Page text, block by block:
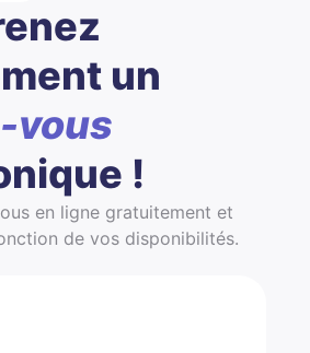
un
vous
!
en ligne gratuitement et
de vos disponibilités.